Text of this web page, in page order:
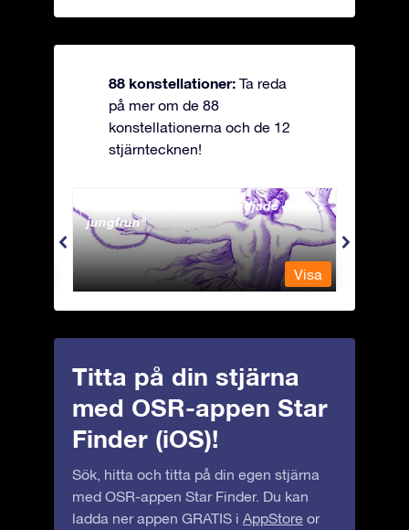
88 konstellationer: Ta reda
på mer om de 88
konstellationerna och de 12
stjärntecknen!
Andromeda - Den fastkedjade
jungfrun
Visa
Titta på din stjärna
med OSR-appen Star
Finder (iOS)!
Sök, hitta och titta på din egen stjärna
med OSR-appen Star Finder. Du kan
ladda ner appen GRATIS i AppStore or